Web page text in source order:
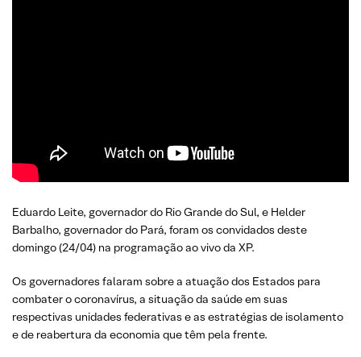
Eduardo Leite, governador do Rio Grande do Sul, e Helder
Barbalho, governador do Pará, foram os convidados deste
domingo (24/04) na programação ao vivo da XP.
Os governadores falaram sobre a atuação dos Estados para
combater o coronavírus, a situação da saúde em suas
respectivas unidades federativas e as estratégias de isolamento
e de reabertura da economia que têm pela frente.